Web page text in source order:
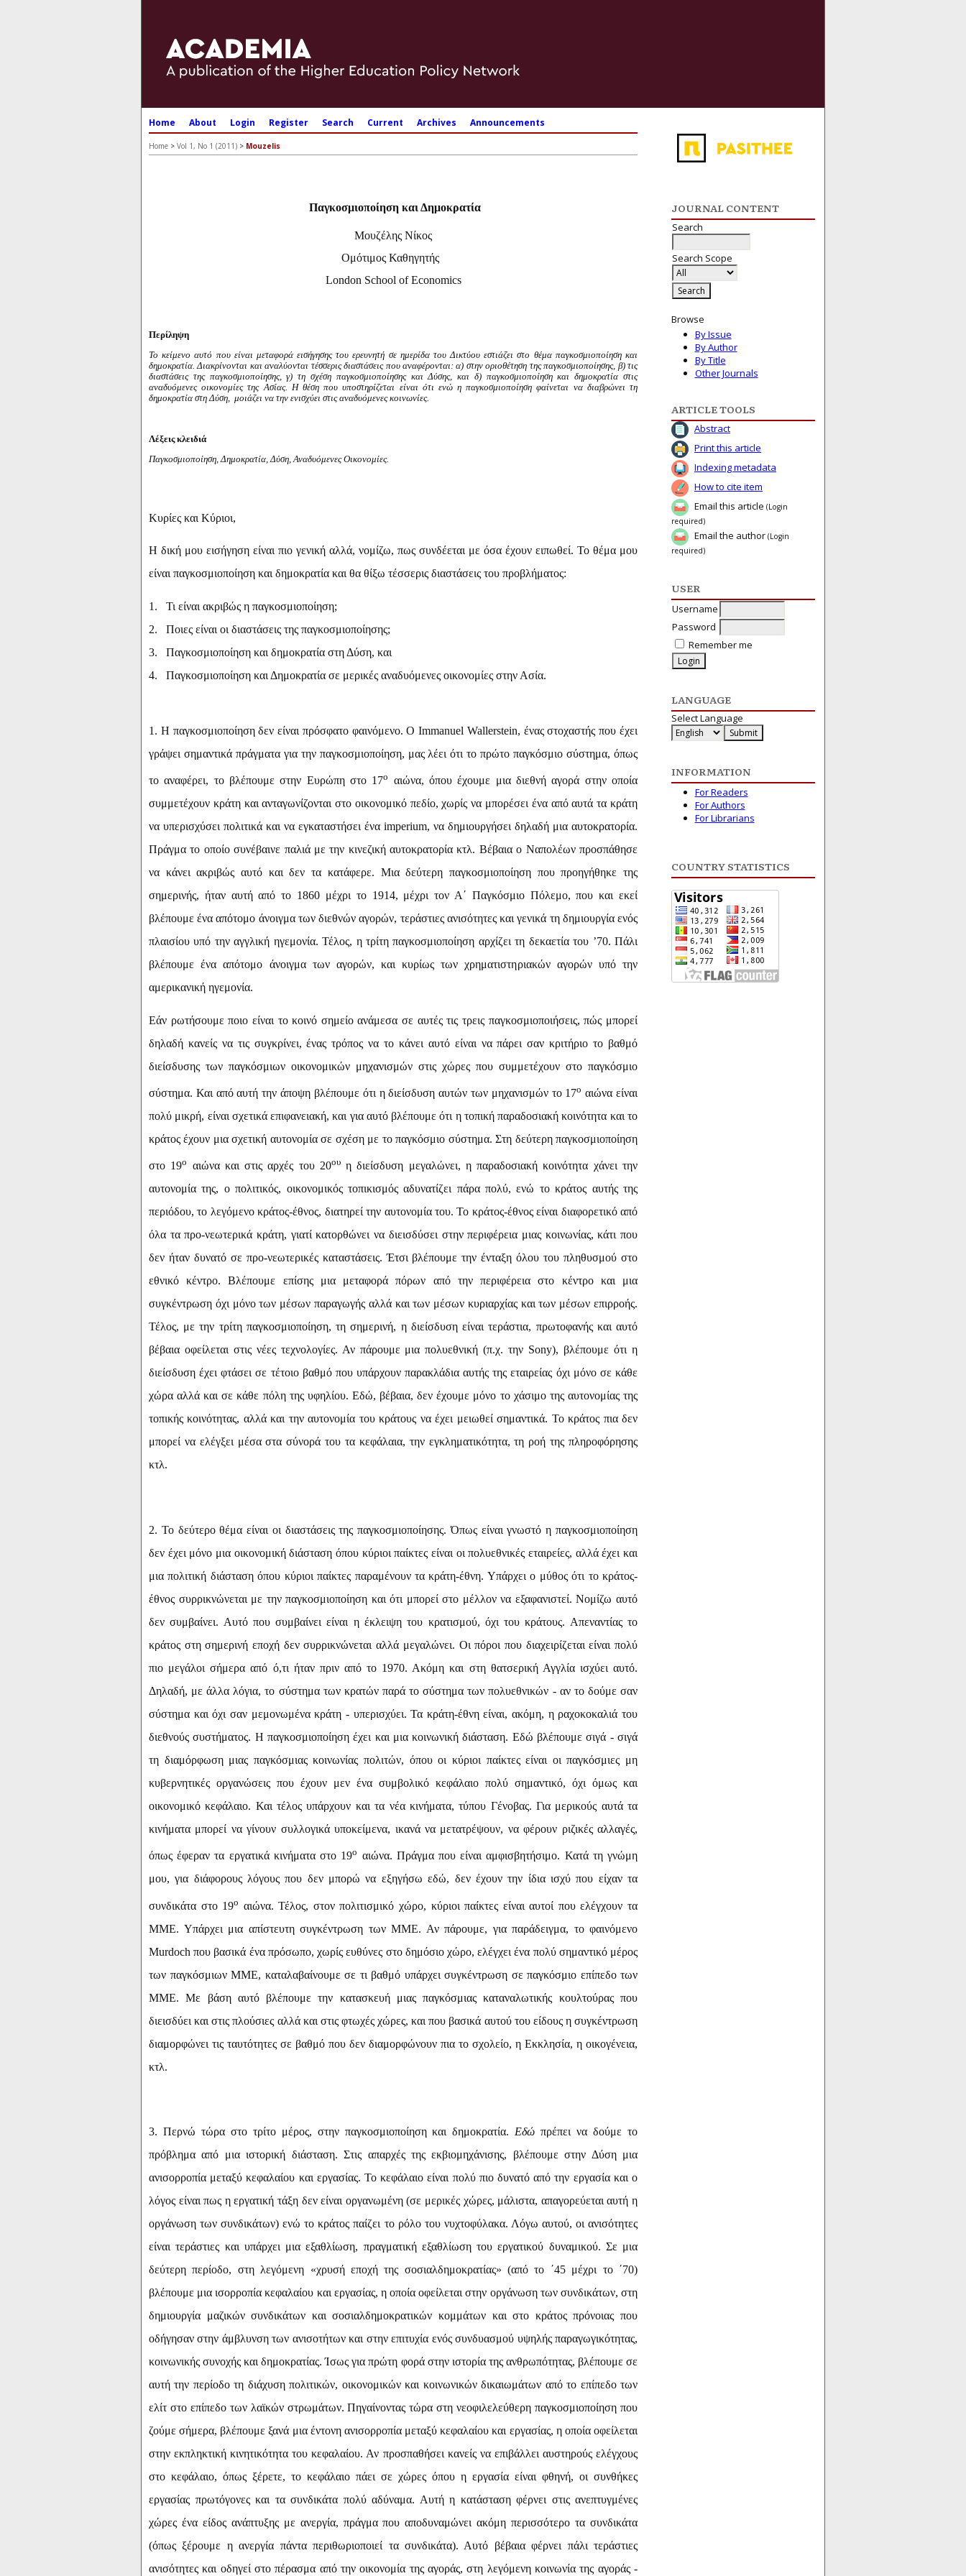
JOURNAL CONTENT
Search
Search Scope
Browse
By Issue
By Author
By Title
Other Journals
ARTICLE TOOLS
Abstract
Print this article
Indexing metadata
How to cite item
Email this article (Login
required)
Email the author (Login
required)
USER
Username
Password
Remember me
LANGUAGE
Select Language
INFORMATION
For Readers
For Authors
For Librarians
COUNTRY STATISTICS
Home About Login Register Search Current Archives Announcements
Home > Vol 1, No 1 (2011) > Mouzelis
Παγκοσμιοποίηση και Δημοκρατία
Μουζέλης Νίκος
Ομότιμος Καθηγητής
London School of Economics
Περίληψη
Το κείμενο αυτό που είναι μεταφορά εισήγησης του ερευνητή σε ημερίδα του Δικτύου εστιάζει στο θέμα παγκοσμιοποίηση και
δημοκρατία. Διακρίνονται και αναλύονται τέσσερις διαστάσεις που αναφέρονται: α) στην οριοθέτηση της παγκοσμιοποίησης, β) τις
διαστάσεις της παγκοσμιοποίησης, γ) τη σχέση παγκοσμιοποίησης και Δύσης, και δ) παγκοσμιοποίηση και δημοκρατία στις
αναδυόμενες οικονομίες της Ασίας. Η θέση που υποστηρίζεται είναι ότι ενώ η παγκοσμιοποίηση φαίνεται να διαβρώνει τη
δημοκρατία στη Δύση, μοιάζει να την ενισχύει στις αναδυόμενες κοινωνίες.
Λέξεις κλειδιά
Παγκοσμιοποίηση, Δημοκρατία, Δύση, Αναδυόμενες Οικονομίες.
Κυρίες και Κύριοι,
Η δική μου εισήγηση είναι πιο γενική αλλά, νομίζω, πως συνδέεται με όσα έχουν ειπωθεί. Το θέμα μου
είναι παγκοσμιοποίηση και δημοκρατία και θα θίξω τέσσερις διαστάσεις του προβλήματος:
1.
Τι είναι ακριβώς η παγκοσμιοποίηση;
2.
Ποιες είναι οι διαστάσεις της παγκοσμιοποίησης;
3.
Παγκοσμιοποίηση και δημοκρατία στη Δύση, και
4.
Παγκοσμιοποίηση και Δημοκρατία σε μερικές αναδυόμενες οικονομίες στην Ασία.
1. Η παγκοσμιοποίηση δεν είναι πρόσφατο φαινόμενο. ΟImmanuel Wallerstein, ένας στοχαστής που έχει
γράψει σημαντικά πράγματα για την παγκοσμιοποίηση, μας λέει ότι το πρώτο παγκόσμιο σύστημα, όπως
το αναφέρει, το βλέπουμε στην Ευρώπη στο 17ο αιώνα, όπου έχουμε μια διεθνή αγορά στην οποία
συμμετέχουν κράτη και ανταγωνίζονται στο οικονομικό πεδίο, χωρίς να μπορέσει ένα από αυτά τα κράτη
να υπερισχύσει πολιτικά και να εγκαταστήσει ένα imperium, να δημιουργήσει δηλαδή μια αυτοκρατορία.
Πράγμα το οποίο συνέβαινε παλιά με την κινεζική αυτοκρατορία κτλ. Βέβαια ο Ναπολέων προσπάθησε
να κάνει ακριβώς αυτό και δεν τα κατάφερε. Μια δεύτερη παγκοσμιοποίηση που προηγήθηκε της
σημερινής, ήταν αυτή από το 1860 μέχρι το 1914, μέχρι τον Α΄ Παγκόσμιο Πόλεμο, που και εκεί
βλέπουμε ένα απότομο άνοιγμα των διεθνών αγορών, τεράστιες ανισότητες και γενικά τη δημιουργία ενός
πλαισίου υπό την αγγλική ηγεμονία. Τέλος, η τρίτη παγκοσμιοποίηση αρχίζει τη δεκαετία του ’70. Πάλι
βλέπουμε ένα απότομο άνοιγμα των αγορών, και κυρίως των χρηματιστηριακών αγορών υπό την
αμερικανική ηγεμονία.
Εάν ρωτήσουμε ποιο είναι το κοινό σημείο ανάμεσα σε αυτές τις τρεις παγκοσμιοποιήσεις, πώς μπορεί
δηλαδή κανείς να τις συγκρίνει, ένας τρόπος να το κάνει αυτό είναι να πάρει σαν κριτήριο το βαθμό
διείσδυσης των παγκόσμιων οικονομικών μηχανισμών στις χώρες που συμμετέχουν στο παγκόσμιο
σύστημα. Και από αυτή την άποψη βλέπουμε ότι η διείσδυση αυτών των μηχανισμών το 17ο αιώνα είναι
πολύ μικρή, είναι σχετικά επιφανειακή, και για αυτό βλέπουμε ότι η τοπική παραδοσιακή κοινότητα και το
κράτος έχουν μια σχετική αυτονομία σε σχέση με το παγκόσμιο σύστημα. Στη δεύτερη παγκοσμιοποίηση
στο 19ο αιώνα και στις αρχές του 20ουη διείσδυση μεγαλώνει, η παραδοσιακή κοινότητα χάνει την
αυτονομία της, ο πολιτικός, οικονομικός τοπικισμός αδυνατίζει πάρα πολύ, ενώ το κράτος αυτής της
περιόδου, το λεγόμενο κράτος-έθνος, διατηρεί την αυτονομία του. Το κράτος-έθνος είναι διαφορετικό από
όλα τα προ-νεωτερικά κράτη, γιατί κατορθώνει να διεισδύσει στην περιφέρεια μιας κοινωνίας, κάτι που
δεν ήταν δυνατό σε προ-νεωτερικές καταστάσεις. Έτσι βλέπουμε την ένταξη όλου του πληθυσμού στο
εθνικό κέντρο. Βλέπουμε επίσης μια μεταφορά πόρων από την περιφέρεια στο κέντρο και μια
συγκέντρωση όχι μόνο των μέσων παραγωγής αλλά και των μέσων κυριαρχίας και των μέσων επιρροής.
Τέλος, με την τρίτη παγκοσμιοποίηση, τη σημερινή, η διείσδυση είναι τεράστια, πρωτοφανής και αυτό
βέβαια οφείλεται στις νέες τεχνολογίες. Αν πάρουμε μια πολυεθνική (π.χ. την Sony), βλέπουμε ότι η
διείσδυση έχει φτάσει σε τέτοιο βαθμό που υπάρχουν παρακλάδια αυτής της εταιρείας όχι μόνο σε κάθε
χώρα αλλά και σε κάθε πόλη της υφηλίου. Εδώ, βέβαια, δεν έχουμε μόνο το χάσιμο της αυτονομίας της
τοπικής κοινότητας, αλλά και την αυτονομία του κράτους να έχει μειωθεί σημαντικά. Το κράτος πια δεν
μπορεί να ελέγξει μέσα στα σύνορά του τα κεφάλαια, την εγκληματικότητα, τη ροή της πληροφόρησης
κτλ.
2. Το δεύτερο θέμα είναι οι διαστάσεις της παγκοσμιοποίησης. Όπως είναι γνωστό η παγκοσμιοποίηση
δεν έχει μόνο μια οικονομική διάσταση όπου κύριοι παίκτες είναι οι πολυεθνικές εταιρείες, αλλά έχει και
μια πολιτική διάσταση όπου κύριοι παίκτες παραμένουν τα κράτη-έθνη. Υπάρχει ο μύθος ότι το κράτος-
έθνος συρρικνώνεται με την παγκοσμιοποίηση και ότι μπορεί στο μέλλον να εξαφανιστεί. Νομίζω αυτό
δεν συμβαίνει. Αυτό που συμβαίνει είναι η έκλειψη του κρατισμού, όχι του κράτους. Απεναντίας το
κράτος στη σημερινή εποχή δεν συρρικνώνεται αλλά μεγαλώνει. Οι πόροι που διαχειρίζεται είναι πολύ
πιο μεγάλοι σήμερα από ό,τι ήταν πριν από το 1970. Ακόμη και στη θατσερική Αγγλία ισχύει αυτό.
Δηλαδή, με άλλα λόγια, το σύστημα των κρατών παρά το σύστημα των πολυεθνικών - αν το δούμε σαν
σύστημα και όχι σαν μεμονωμένα κράτη - υπερισχύει. Τα κράτη-έθνη είναι, ακόμη, η ραχοκοκαλιά του
διεθνούς συστήματος. Η παγκοσμιοποίηση έχει και μια κοινωνική διάσταση. Εδώ βλέπουμε σιγά - σιγά
τη διαμόρφωση μιας παγκόσμιας κοινωνίας πολιτών, όπου οι κύριοι παίκτες είναι οι παγκόσμιες μη
κυβερνητικές οργανώσεις που έχουν μεν ένα συμβολικό κεφάλαιο πολύ σημαντικό, όχι όμως και
οικονομικό κεφάλαιο. Και τέλος υπάρχουν και τα νέα κινήματα, τύπου Γένοβας. Για μερικούς αυτά τα
κινήματα μπορεί να γίνουν συλλογικά υποκείμενα, ικανά να μετατρέψουν, να φέρουν ριζικές αλλαγές,
όπως έφεραν τα εργατικά κινήματα στο 19ο αιώνα. Πράγμα που είναι αμφισβητήσιμο. Κατά τη γνώμη
μου, για διάφορους λόγους που δεν μπορώ να εξηγήσω εδώ, δεν έχουν την ίδια ισχύ που είχαν τα
συνδικάτα στο 19ο αιώνα. Τέλος, στον πολιτισμικό χώρο, κύριοι παίκτες είναι αυτοί που ελέγχουν τα
ΜΜΕ. Υπάρχει μια απίστευτη συγκέντρωση των ΜΜΕ. Αν πάρουμε, για παράδειγμα, το φαινόμενο
Murdoch που βασικά ένα πρόσωπο, χωρίς ευθύνες στο δημόσιο χώρο, ελέγχει ένα πολύ σημαντικό μέρος
των παγκόσμιων ΜΜΕ, καταλαβαίνουμε σε τι βαθμό υπάρχει συγκέντρωση σε παγκόσμιο επίπεδο των
ΜΜΕ. Με βάση αυτό βλέπουμε την κατασκευή μιας παγκόσμιας καταναλωτικής κουλτούρας που
διεισδύει και στις πλούσιες αλλά και στις φτωχές χώρες, και που βασικά αυτού του είδους η συγκέντρωση
διαμορφώνει τις ταυτότητες σε βαθμό που δεν διαμορφώνουν πια το σχολείο, η Εκκλησία, η οικογένεια,
κτλ.
3. Περνώ τώρα στο τρίτο μέρος, στην παγκοσμιοποίηση και δημοκρατία. Εδώ πρέπει να δούμε το
πρόβλημα από μια ιστορική διάσταση. Στις απαρχές της εκβιομηχάνισης, βλέπουμε στην Δύση μια
ανισορροπία μεταξύ κεφαλαίου και εργασίας. Το κεφάλαιο είναι πολύ πιο δυνατό από την εργασία και ο
λόγος είναι πως η εργατική τάξη δεν είναι οργανωμένη (σε μερικές χώρες, μάλιστα, απαγορεύεται αυτή η
οργάνωση των συνδικάτων) ενώ το κράτος παίζει το ρόλο του νυχτοφύλακα. Λόγω αυτού, οι ανισότητες
είναι τεράστιες και υπάρχει μια εξαθλίωση, πραγματική εξαθλίωση του εργατικού δυναμικού. Σε μια
δεύτερη περίοδο, στη λεγόμενη «χρυσή εποχή της σοσιαλδημοκρατίας» (από το ΄45 μέχρι το ΄70)
βλέπουμε μια ισορροπία κεφαλαίου και εργασίας, η οποία οφείλεται στην οργάνωση των συνδικάτων, στη
δημιουργία μαζικών συνδικάτων και σοσιαλδημοκρατικών κομμάτων και στο κράτος πρόνοιας που
οδήγησαν στην άμβλυνση των ανισοτήτων και στην επιτυχία ενός συνδυασμού υψηλής παραγωγικότητας,
κοινωνικής συνοχής και δημοκρατίας. Ίσως για πρώτη φορά στην ιστορία της ανθρωπότητας, βλέπουμε σε
αυτή την περίοδο τη διάχυση πολιτικών, οικονομικών και κοινωνικών δικαιωμάτων από το επίπεδο των
ελίτ στο επίπεδο των λαϊκών στρωμάτων. Πηγαίνοντας τώρα στη νεοφιλελεύθερη παγκοσμιοποίηση που
ζούμε σήμερα, βλέπουμε ξανά μια έντονη ανισορροπία μεταξύ κεφαλαίου και εργασίας, η οποία οφείλεται
στην εκπληκτική κινητικότητα του κεφαλαίου. Αν προσπαθήσει κανείς να επιβάλλει αυστηρούς ελέγχους
στο κεφάλαιο, όπως ξέρετε, το κεφάλαιο πάει σε χώρες όπου η εργασία είναι φθηνή, οι συνθήκες
εργασίας πρωτόγονες και τα συνδικάτα πολύ αδύναμα. Αυτή η κατάσταση φέρνει στις ανεπτυγμένες
χώρες ένα είδος ανάπτυξης με ανεργία, πράγμα που αποδυναμώνει ακόμη περισσότερο τα συνδικάτα
(όπως ξέρουμε η ανεργία πάντα περιθωριοποιεί τα συνδικάτα). Αυτό βέβαια φέρνει πάλι τεράστιες
ανισότητες και οδηγεί στο πέρασμα από την οικονομία της αγοράς, στη λεγόμενη κοινωνία της αγοράς -